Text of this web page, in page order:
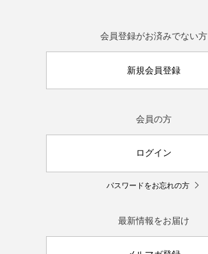
会員登録がお済みでない方
新規会員登録
会員の方
ログイン
パスワードをお忘れの方
最新情報をお届け